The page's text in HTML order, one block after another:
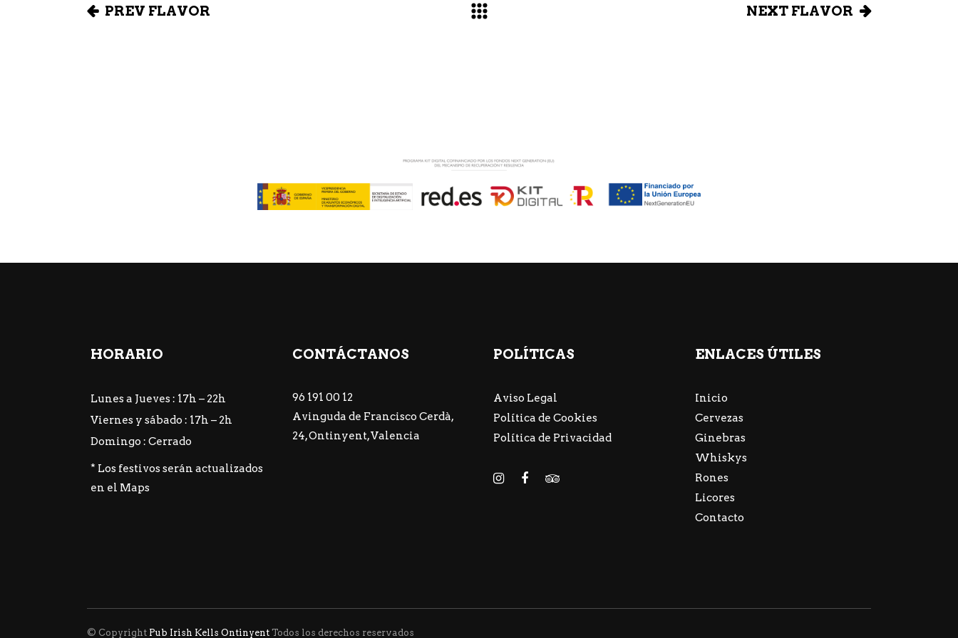
PREV FLAVOR NEXT FLAVOR
HORARIO
Lunes a Jueves : 17h – 22h
Viernes y sábado : 17h – 2h
Domingo : Cerrado
* Los festivos serán actualizados
en el Maps
CONTÁCTANOS
96 191 00 12
Avinguda de Francisco Cerdà,
24, Ontinyent, Valencia
POLÍTICAS
Aviso Legal
Política de Cookies
Política de Privacidad
ENLACES ÚTILES
Inicio
Cervezas
Ginebras
Whiskys
Rones
Licores
Contacto
© Copyright Pub Irish Kells Ontinyent Todos los derechos reservados